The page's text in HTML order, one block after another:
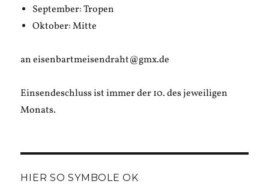
September: Tropen
Oktober: Mitte
an eisenbartmeisendraht@gmx.de
Einsendeschluss ist immer der 10. des jeweiligen
Monats.
HIER SO SYMBOLE OK